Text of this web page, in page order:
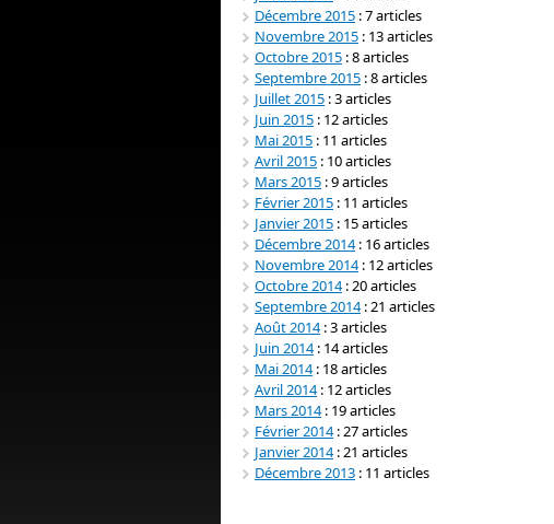
Décembre 2015 : 7 articles
Novembre 2015 : 13 articles
Octobre 2015 : 8 articles
Septembre 2015 : 8 articles
Juillet 2015 : 3 articles
Juin 2015 : 12 articles
Mai 2015 : 11 articles
Avril 2015 : 10 articles
Mars 2015 : 9 articles
Février 2015 : 11 articles
Janvier 2015 : 15 articles
Décembre 2014: 16 articles
Novembre 2014: 12 articles
Octobre 2014: 20 articles
Septembre 2014: 21 articles
Août 2014: 3 articles
Juin 2014: 14 articles
Mai 2014: 18 articles
Avril 2014: 12 articles
Mars 2014: 19 articles
Février 2014: 27 articles
Janvier 2014: 21 articles
Décembre 2013 : 11 articles